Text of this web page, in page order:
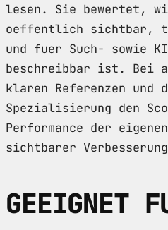
lesen. Sie bewertet,
oeffentlich sichtbar,
und fuer Such- sowie
beschreibbar ist. Bei
klaren Referenzen und
Spezialisierung den
Performance der
sichtbarer
GEEIGNET